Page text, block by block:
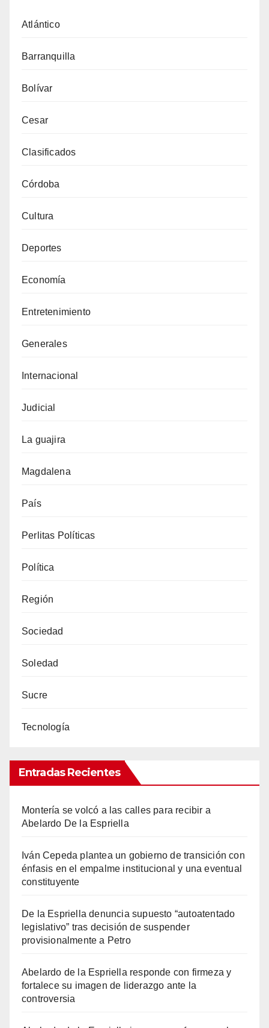
Atlántico
Barranquilla
Bolívar
Cesar
Clasificados
Córdoba
Cultura
Deportes
Economía
Entretenimiento
Generales
Internacional
Judicial
La guajira
Magdalena
País
Perlitas Políticas
Política
Región
Sociedad
Soledad
Sucre
Tecnología
Entradas Recientes
Montería se volcó a las calles para recibir a
Abelardo De la Espriella
Iván Cepeda plantea un gobierno de transición con
énfasis en el empalme institucional y una eventual
constituyente
De la Espriella denuncia supuesto “autoatentado
legislativo” tras decisión de suspender
provisionalmente a Petro
Abelardo de la Espriella responde con firmeza y
fortalece su imagen de liderazgo ante la
controversia